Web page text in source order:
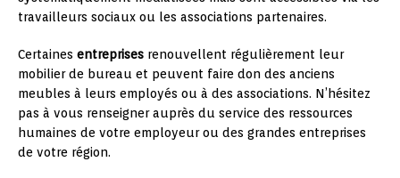
travailleurs sociaux ou les associations partenaires.
Certaines entreprises renouvellent régulièrement leur
mobilier de bureau et peuvent faire don des anciens
meubles à leurs employés ou à des associations. N’hésitez
pas à vous renseigner auprès du service des ressources
humaines de votre employeur ou des grandes entreprises
de votre région.